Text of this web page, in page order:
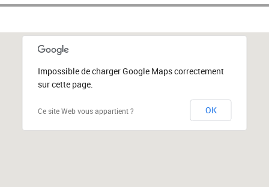
Impossible de charger Google Maps correctement
sur cette page.
Ce site Web vous appartient ? OK